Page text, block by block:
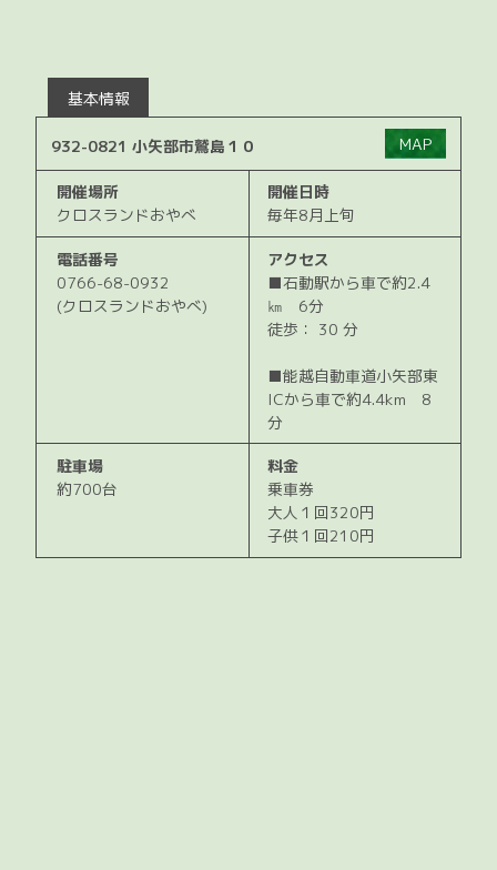
基本情報
932-0821 小矢部市鷲島１０ MAP
開催場所
クロスランドおやべ
開催日時
毎年8月上旬
電話番号
0766-68-0932
(クロスランドおやべ)
アクセス
■石動駅から車で約2.4
㎞ 6分
徒歩： 30 分
■能越自動車道小矢部東
ICから車で約4.4km 8
分
駐車場
約700台
料金
乗車券
大人１回320円
子供１回210円